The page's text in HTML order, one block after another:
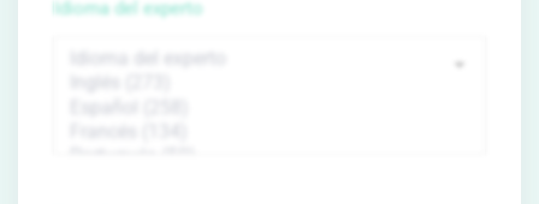
Idioma del experto